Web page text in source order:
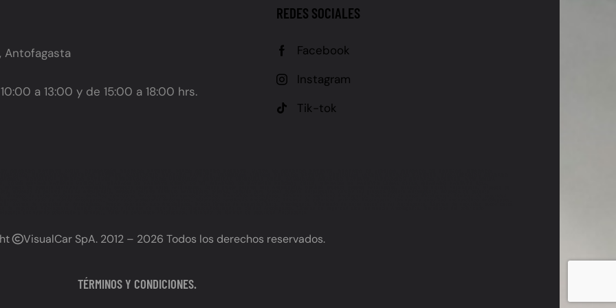
Antofagasta
a 13:00 y de 15:00 a 18:00 hrs.
REDES SOCIALES
Facebook
Instagram
Tik-tok
GRABADO PATENTE CHILE, OBLIGACIÓN GRABADO PATENTE, PLAZO GRABADO PATENTE, MULTA NO GRABADO PATENTE, GRABADO DE VIDRIOS, GRABADO DE ESPEJOS, GRABADO
(incluyendo polarizado y láminas), Taller de polarizado Antofagasta, Instalador de láminas de seguridad Antofagasta
VisualCar SpA. 2012 – 2026 Todos los derechos reservados.
TÉRMINOS Y CONDICIONES.